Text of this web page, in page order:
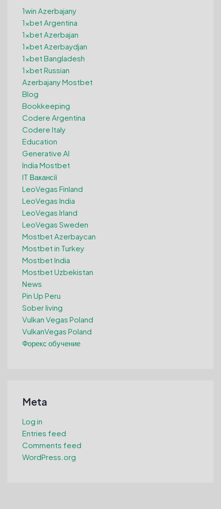
1win Azerbajany
1xbet Argentina
1xbet Azerbajan
1xbet Azerbaydjan
1xbet Bangladesh
1xbet Russian
Azerbajany Mostbet
Blog
Bookkeeping
Codere Argentina
Codere Italy
Education
Generative AI
India Mostbet
IT Вакансії
LeoVegas Finland
LeoVegas India
LeoVegas Irland
LeoVegas Sweden
Mostbet Azerbaycan
Mostbet in Turkey
Mostbet India
Mostbet Uzbekistan
News
Pin Up Peru
Sober living
Vulkan Vegas Poland
VulkanVegas Poland
Форекс обучение
Meta
Log in
Entries feed
Comments feed
WordPress.org